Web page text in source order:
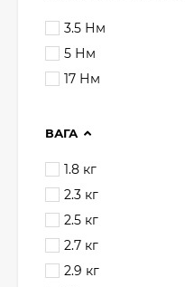
3.5 Нм
5 Нм
17 Нм
ВАГА
1.8 кг
2.3 кг
2.5 кг
2.7 кг
2.9 кг